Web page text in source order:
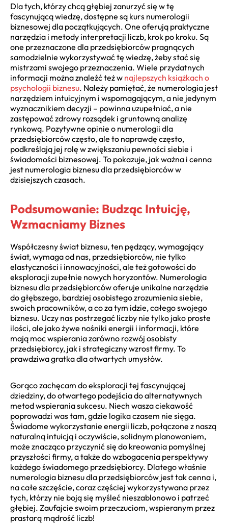
Dla tych, którzy chcą głębiej zanurzyć się w tę
fascynującą wiedzę, dostępne są kurs numerologii
biznesowej dla początkujących. One oferują praktyczne
narzędzia i metody interpretacji liczb, krok po kroku. Są
one przeznaczone dla przedsiębiorców pragnących
samodzielnie wykorzystywać tę wiedzę, żeby stać się
mistrzami swojego przeznaczenia. Wiele przydatnych
informacji można znaleźć też w najlepszych książkach o
psychologii biznesu. Należy pamiętać, że numerologia jest
narzędziem intuicyjnym i wspomagającym, a nie jedynym
wyznacznikiem decyzji – powinna uzupełniać, a nie
zastępować zdrowy rozsądek i gruntowną analizę
rynkową. Pozytywne opinie o numerologii dla
przedsiębiorców często, ale to naprawdę często,
podkreślają jej rolę w zwiększaniu pewności siebie i
świadomości biznesowej. To pokazuje, jak ważna i cenna
jest numerologia biznesu dla przedsiębiorców w
dzisiejszych czasach.
Podsumowanie: Budząc Intuicję,
Wzmacniamy Biznes
Współczesny świat biznesu, ten pędzący, wymagający
świat, wymaga od nas, przedsiębiorców, nie tylko
elastyczności i innowacyjności, ale też gotowości do
eksploracji zupełnie nowych horyzontów. Numerologia
biznesu dla przedsiębiorców oferuje unikalne narzędzie
do głębszego, bardziej osobistego zrozumienia siebie,
swoich pracowników, a co za tym idzie, całego swojego
biznesu. Uczy nas postrzegać liczby nie tylko jako proste
ilości, ale jako żywe nośniki energii i informacji, które
mają moc wspierania zarówno rozwój osobisty
przedsiębiorcy, jak i strategiczny wzrost firmy. To
prawdziwa gratka dla otwartych umysłów.
Gorąco zachęcam do eksploracji tej fascynującej
dziedziny, do otwartego podejścia do alternatywnych
metod wspierania sukcesu. Niech wasza ciekawość
poprowadzi was tam, gdzie logika czasem nie sięga.
Świadome wykorzystanie energii liczb, połączone z naszą
naturalną intuicją i oczywiście, solidnym planowaniem,
może znacząco przyczynić się do kreowania pomyślnej
przyszłości firmy, a także do wzbogacenia perspektywy
każdego świadomego przedsiębiorcy. Dlatego właśnie
numerologia biznesu dla przedsiębiorców jest tak cenna i,
na całe szczęście, coraz częściej wykorzystywana przez
tych, którzy nie boją się myśleć nieszablonowo i patrzeć
głębiej. Zaufajcie swoim przeczuciom, wspieranym przez
prastarą mądrość liczb!